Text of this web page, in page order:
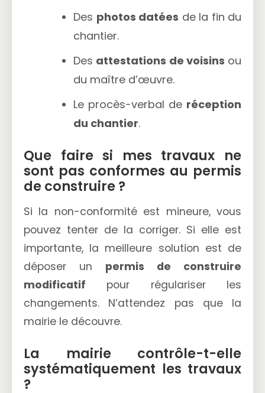
Des photos datées de la fin du
chantier.
Des attestations de voisins ou
du maître d’œuvre.
Le procès-verbal de réception
du chantier.
Que faire si mes travaux ne
sont pas conformes au permis
de construire ?
Si la non-conformité est mineure, vous
pouvez tenter de la corriger. Si elle est
importante, la meilleure solution est de
déposer un permis de construire
modificatif pour régulariser les
changements. N’attendez pas que la
mairie le découvre.
La mairie contrôle-t-elle
systématiquement les travaux
?